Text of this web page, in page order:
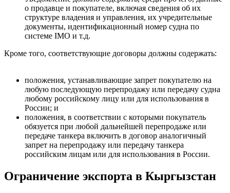
о продавце и покупателе, включая сведения об их
структуре владения и управления, их учредительные
документы, идентификационный номер судна по
системе IMO и т.д.
Кроме того, соответствующие договоры должны содержать:
положения, устанавливающие запрет покупателю на
любую последующую перепродажу или передачу судна
любому российскому лицу или для использования в
России; и
положения, в соответствии с которыми покупатель
обязуется при любой дальнейшей перепродаже или
передаче танкера включить в договор аналогичный
запрет на перепродажу или передачу танкера
российским лицам или для использования в России.
Ограничение экспорта в Кыргызстан